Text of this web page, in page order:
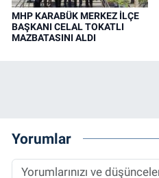
MHP KARABÜK MERKEZ İLÇE
BAŞKANI CELAL TOKATLI
MAZBATASINI ALDI
Yorumlar